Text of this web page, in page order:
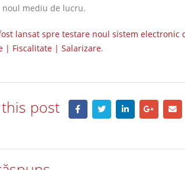
mediu de lucru.
lansat spre testare noul sistem electronic
| Fiscalitate | Salarizare.
post